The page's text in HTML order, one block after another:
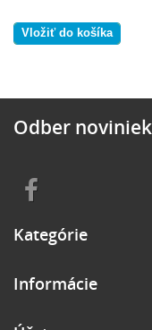
Vložiť do košíka
Odber noviniek
Kategórie
Informácie